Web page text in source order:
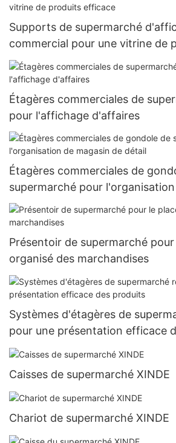
Supports de supermarché
commercial pour une vitrine de
Étagères commerciales de
pour l'affichage d'affaires
Étagères commerciales de
supermarché pour
détail
Présentoir de supermarché
organisé des marchandises
Systèmes d'étagères de
pour une présentation efficace
Caisses de supermarché XINDE
Chariot de supermarché XINDE